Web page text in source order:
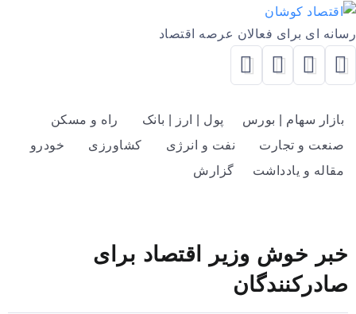
رسانه ای برای فعالان عرصه اقتصاد
بازار سهام | بورس پول | ارز | بانک
راه و مسکن
صنعت و تجارت
نفت و انرژی کشاورزی
خودرو
مقاله و یادداشت
گزارش
خبر خوش وزیر اقتصاد برای
صادرکنندگان